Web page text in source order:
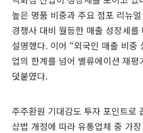
높은 명품 비중과 주요 점포 리뉴
경쟁사 대비 월등한 매출 성장세를
설명했다. 이어 “외국인 매출 비중
업의 한계를 넘어 밸류에이션 재평
덧붙였다.
주주환원 기대감도 투자 포인트로
상법 개정에 따라 유통업체 중 가